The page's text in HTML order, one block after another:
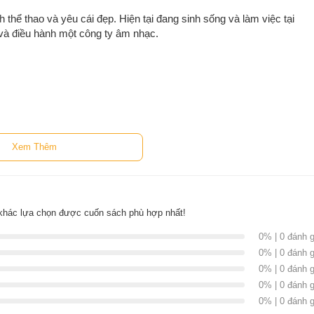
thao và yêu cái đẹp. Hiện tại đang sinh sống và làm việc tại
điều hành một công ty âm nhạc.
cũng không cho phép mình tin tuyệt đối.
bước tiếp. Vậy nên em luôn có những hành động hết sức mâu
ai đó thật lòng, em sẽ đẩy họ ra xa khỏi em. Thế nhưng, ngoài
Phan phải chuyển công tác vào Sài gòn đã gặp cô gái tiếp viên
bởi tâm hồn đồng điệu, những nỗi nhớ vô hình, và cái chạm
trong quá khứ luôn đeo bám Phan dai dẳng khiến anh chần
của mình.
Xem Thêm
lựa chọn được cuốn sách phù hợp nhất!
0% | 0 đánh
0% | 0 đánh
0% | 0 đánh
0% | 0 đánh
0% | 0 đánh